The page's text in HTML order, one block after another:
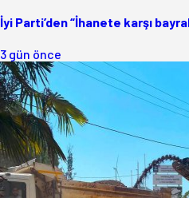
İyi Parti’den “İhanete karşı
3 gün önce